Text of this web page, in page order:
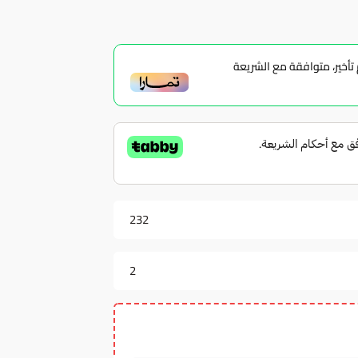
متوافقة مع الشريعة
232
2